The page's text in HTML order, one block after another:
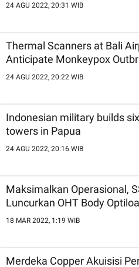
24 AGU 2022, 20:31 WIB
Thermal Scanners at Bali
Anticipate Monkeypox
24 AGU 2022, 20:22 WIB
Indonesian military builds
towers in Papua
24 AGU 2022, 20:16 WIB
Maksimalkan Operasional,
Luncurkan OHT Body
18 MAR 2022, 1:19 WIB
Merdeka Copper Akuisisi